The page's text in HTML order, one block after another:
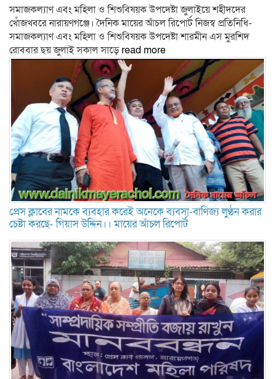
সমাজকল্যাণ এবং মহিলা ও শিশুবিষয়ক উপদেষ্টা জুলাইয়ে শহীদদের
খোঁজখবরে নারায়ণগঞ্জে। দৈনিক মায়ের আঁচল রিপোর্ট নিজস্ব প্রতিনিধি-
সমাজকল্যাণ এবং মহিলা ও শিশুবিষয়ক উপদেষ্টা শারমীন এস মুরশিদ
রোববার ছয় জুলাই সকাল সাড়েread more
প্রেস ক্লাবের নামকে ব্যবহার করেই অনেকে ব্যবসা-বাণিজ্য লুণ্ঠন করার
চেষ্টা করছে- গিয়াস উদ্দিন।। মায়ের আঁচল রিপোর্ট